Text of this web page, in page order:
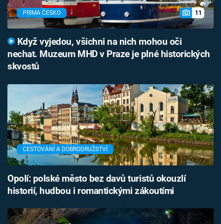
PRIMA ČESKO 11
Když vyjedou, všichni na nich mohou oči
nechat. Muzeum MHD v Praze je plné historických
skvostů
CESTOVÁNÍ A DOBRODRUŽSTVÍ
Opolí: polské město bez davů turistů okouzlí
historií, hudbou i romantickými zákoutími